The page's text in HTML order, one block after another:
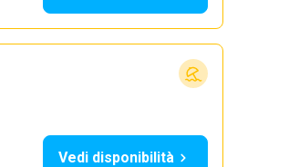
Vedi disponibilità